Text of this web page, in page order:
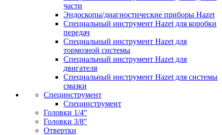
части
Эндоскопы/диагностические приборы Hazet
Специальный инструмент Hazet для коробки
передач
Специальный инструмент Hazet для
тормозной системы
Специальный инструмент Hazet для
двигателя
Специальный инструмент Hazet для системы
смазки
Специнструмент
Специнструмент
Головки 1/4"
Головки 3/8"
Отвертки